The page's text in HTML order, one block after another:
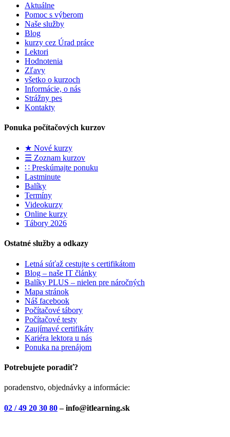
Aktuálne
Pomoc s výberom
Naše služby
Blog
kurzy cez Úrad práce
Lektori
Hodnotenia
Zľavy
všetko o kurzoch
Informácie, o nás
Strážny pes
Kontakty
Ponuka počítačových kurzov
★ Nové kurzy
☰ Zoznam kurzov
∷ Preskúmajte ponuku
Lastminute
Balíky
Termíny
Videokurzy
Online kurzy
Tábory 2026
Ostatné služby a odkazy
Letná súťaž cestujte s certifikátom
Blog – naše IT články
Balíky PLUS – nielen pre náročných
Mapa stránok
Náš facebook
Počítačové tábory
Počítačové testy
Zaujímavé certifikáty
Kariéra lektora u nás
Ponuka na prenájom
Potrebujete poradiť?
poradenstvo, objednávky a informácie:
02 / 49 20 30 80– info@itlearning.sk